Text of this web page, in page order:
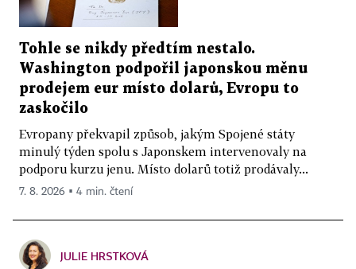
Tohle se nikdy předtím nestalo.
Washington podpořil japonskou měnu
prodejem eur místo dolarů, Evropu to
zaskočilo
Evropany překvapil způsob, jakým Spojené státy
minulý týden spolu s Japonskem intervenovaly na
podporu kurzu jenu. Místo dolarů totiž prodávaly...
7. 8. 2026 ▪ 4 min. čtení
JULIE HRSTKOVÁ